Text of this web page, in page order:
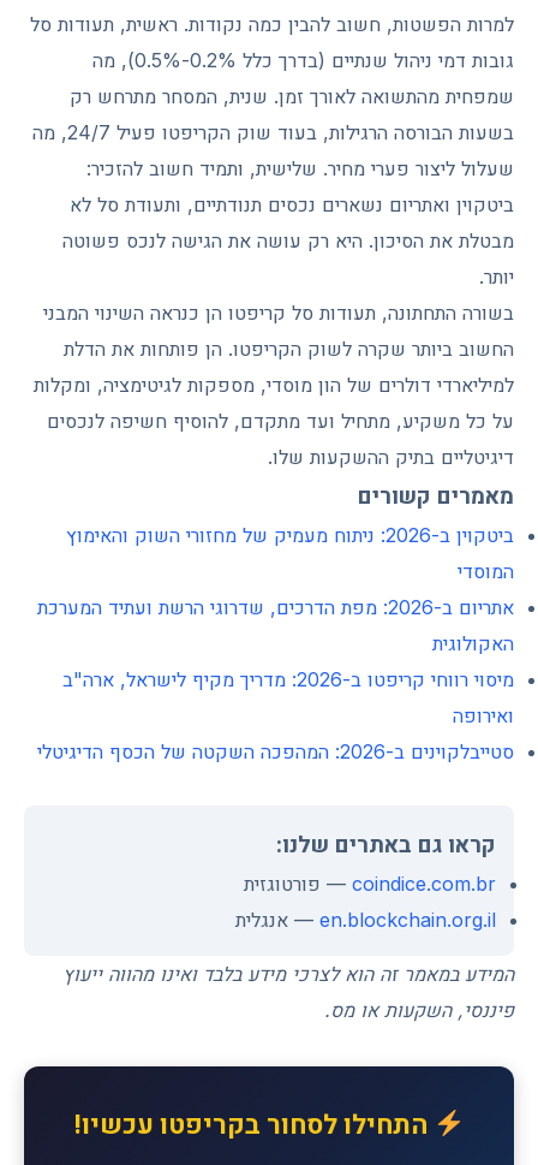
למרות הפשטות, חשוב להבין כמה נקודות. ראשית, תעודות סל
גובות דמי ניהול שנתיים (בדרך כלל 0.2%-0.5%), מה
שמפחית מהתשואה לאורך זמן. שנית, המסחר מתרחש רק
בשעות הבורסה הרגילות, בעוד שוק הקריפטו פעיל 24/7, מה
שעלול ליצור פערי מחיר. שלישית, ותמיד חשוב להזכיר:
ביטקוין ואתריום נשארים נכסים תנודתיים, ותעודת סל לא
מבטלת את הסיכון. היא רק עושה את הגישה לנכס פשוטה
יותר.
בשורה התחתונה, תעודות סל קריפטו הן כנראה השינוי המבני
החשוב ביותר שקרה לשוק הקריפטו. הן פותחות את הדלת
למיליארדי דולרים של הון מוסדי, מספקות לגיטימציה, ומקלות
על כל משקיע, מתחיל ועד מתקדם, להוסיף חשיפה לנכסים
דיגיטליים בתיק ההשקעות שלו.
מאמרים קשורים
ביטקוין ב-2026: ניתוח מעמיק של מחזורי השוק והאימוץ
המוסדי
אתריום ב-2026: מפת הדרכים, שדרוגי הרשת ועתיד המערכת
האקולוגית
מיסוי רווחי קריפטו ב-2026: מדריך מקיף לישראל, ארה"ב
ואירופה
סטייבלקוינים ב-2026: המהפכה השקטה של הכסף הדיגיטלי
קראו גם באתרים שלנו:
coindice.com.br — פורטוגזית
en.blockchain.org.il — אנגלית
המידע במאמר זה הוא לצרכי מידע בלבד ואינו מהווה ייעוץ
פיננסי, השקעות או מס.
התחילו לסחור בקריפטו עכשיו!